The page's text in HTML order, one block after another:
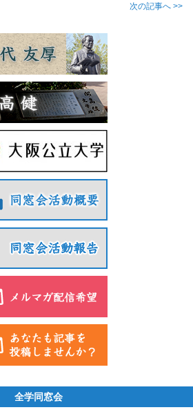
次の記事へ >>
全学同窓会